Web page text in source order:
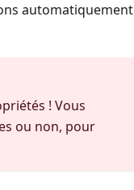
automatiquement
! Vous
ou non, pour